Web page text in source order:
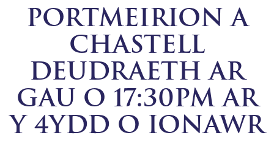
PORTMEIRION A
CHASTELL
DEUDRAETH AR
GAU O 17:30PM AR
Y 4YDD O IONAWR